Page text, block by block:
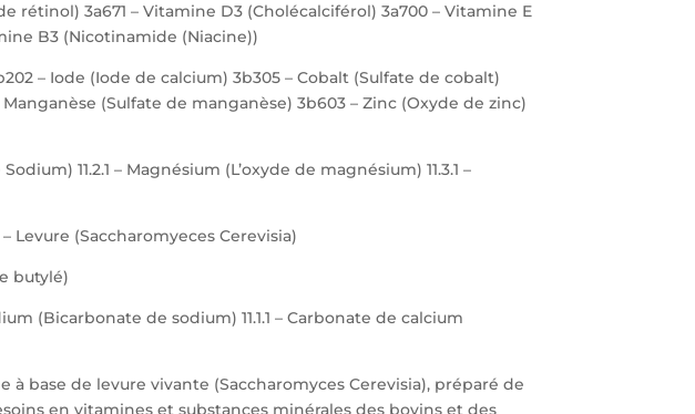
rétinol) 3a671 – Vitamine D3 (Cholécalciférol) 3a700 – Vitamine E
B3 (Nicotinamide (Niacine))
– Iode (Iode de calcium) 3b305 – Cobalt (Sulfate de cobalt)
(Sulfate de manganèse) 3b603 – Zinc (Oxyde de zinc)
11.2.1 – Magnésium (L’oxyde de magnésium) 11.3.1 –
– Levure (Saccharomyeces Cerevisia)
butylé)
(Bicarbonate de sodium) 11.1.1 – Carbonate de calcium
à base de levure vivante (Saccharomyces Cerevisia), préparé de
en vitamines et substances minérales des bovins et des